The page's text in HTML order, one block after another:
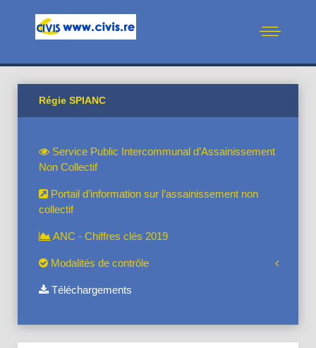
Régie SPIANC
Service Public Intercommunal d’Assainissement
Non Collectif
Portail d’information sur l’assainissement non
collectif
ANC - Chiffres clés 2019
Modalités de contrôle
Téléchargements